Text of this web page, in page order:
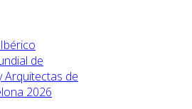
de
Arquitectas de
2026